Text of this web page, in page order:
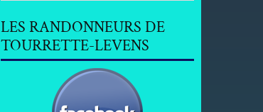
LES RANDONNEURS DE
TOURRETTE-LEVENS